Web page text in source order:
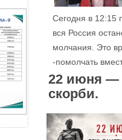
Сегодня в 12:15
вся Россия
молчания. Это
-помолчать
22 июня —
скорби.